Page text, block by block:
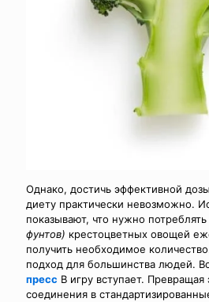
Однако, достичь эффективной
диету практически невозможно.
показывают, что нужно
фунтов) крестоцветных овощей
получить необходимое
подход для большинства людей.
пресс В игру вступает.
соединения в